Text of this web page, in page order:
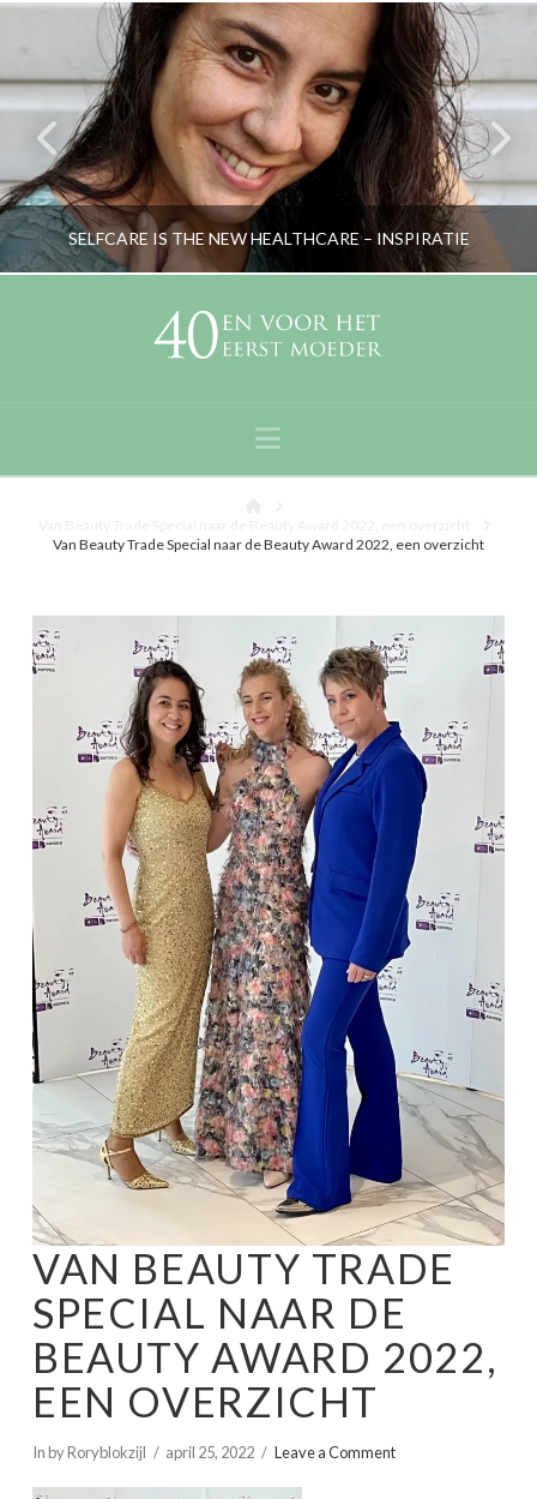
SELFCARE IS THE NEW HEALTHCARE – INSPIRATIE
RORYBLOKZIJL
Navigation
Van Beauty Trade Special naar de Beauty Award 2022, een overzicht
VAN BEAUTY TRADE
SPECIAL NAAR DE
BEAUTY AWARD 2022,
EEN OVERZICHT
In by Roryblokzijl april 25, 2022 Leave a Comment